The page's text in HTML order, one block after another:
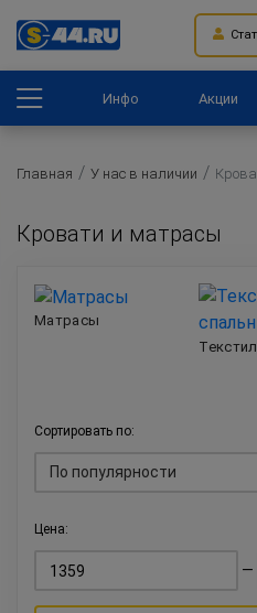
Инфо Акции
Главная У нас в наличии
Кровати и матрасы
Матрасы
Сортировать по:
По популярности
Цена:
—